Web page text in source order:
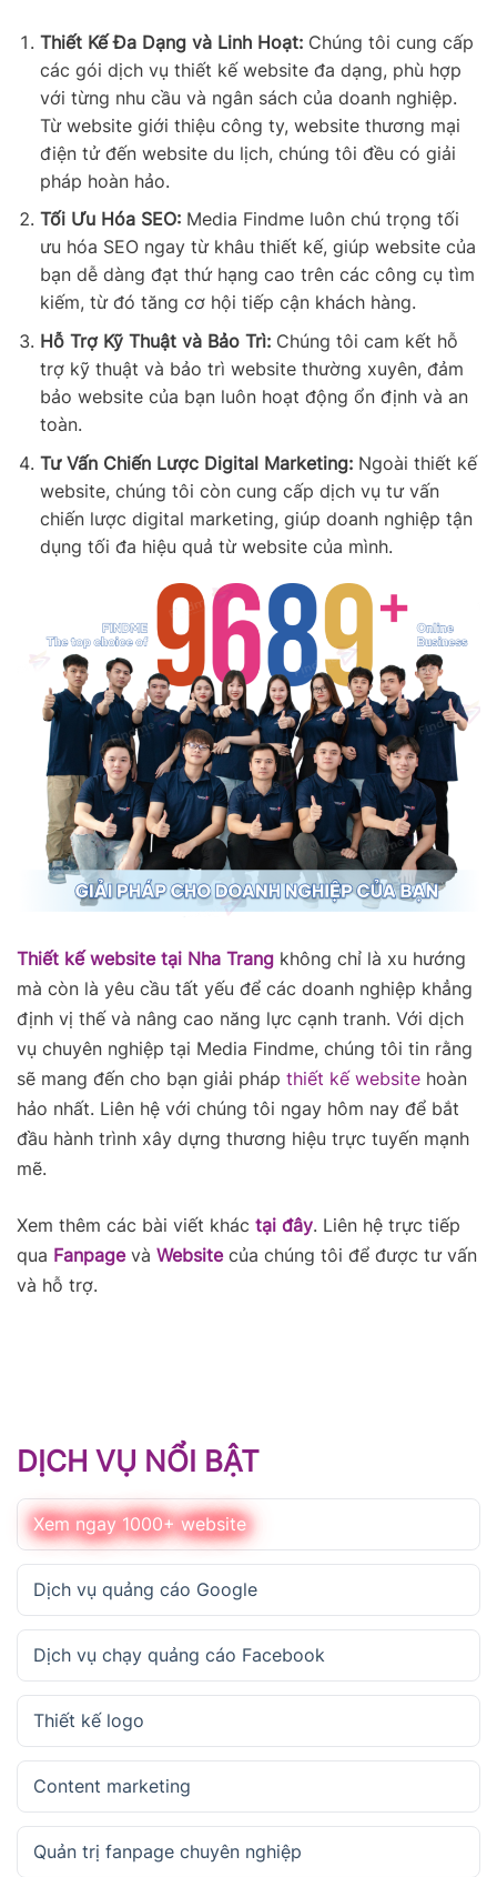
Thiết Kế Đa Dạng và Linh Hoạt:Chúng tôi cung cấp
các gói dịch vụ thiết kế website đa dạng, phù hợp
với từng nhu cầu và ngân sách của doanh nghiệp.
Từ website giới thiệu công ty, website thương mại
điện tử đến website du lịch, chúng tôi đều có giải
pháp hoàn hảo.
Tối Ưu Hóa SEO:Media Findme luôn chú trọng tối
ưu hóa SEO ngay từ khâu thiết kế, giúp website của
bạn dễ dàng đạt thứ hạng cao trên các công cụ tìm
kiếm, từ đó tăng cơ hội tiếp cận khách hàng.
Hỗ Trợ Kỹ Thuật và Bảo Trì:Chúng tôi cam kết hỗ
trợ kỹ thuật và bảo trì website thường xuyên, đảm
bảo website của bạn luôn hoạt động ổn định và an
toàn.
Tư Vấn Chiến Lược Digital Marketing:Ngoài thiết kế
website, chúng tôi còn cung cấp dịch vụ tư vấn
chiến lược digital marketing, giúp doanh nghiệp tận
dụng tối đa hiệu quả từ website của mình.
Thiết kế website tại Nha Trang không chỉ là xu hướng
mà còn là yêu cầu tất yếu để các doanh nghiệp khẳng
định vị thế và nâng cao năng lực cạnh tranh. Với dịch
vụ chuyên nghiệp tại Media Findme, chúng tôi tin rằng
sẽ mang đến cho bạn giải pháp thiết kế website hoàn
hảo nhất. Liên hệ với chúng tôi ngay hôm nay để bắt
đầu hành trình xây dựng thương hiệu trực tuyến mạnh
mẽ.
Xem thêm các bài viết khác tại đây. Liên hệ trực tiếp
qua Fanpagevà Websitecủa chúng tôi để được tư vấn
và hỗ trợ.
DỊCH VỤ NỔI BẬT
Xem ngay 1000+ website
Dịch vụ quảng cáo Google
Dịch vụ chạy quảng cáo Facebook
Thiết kế logo
Content marketing
Quản trị fanpage chuyên nghiệp